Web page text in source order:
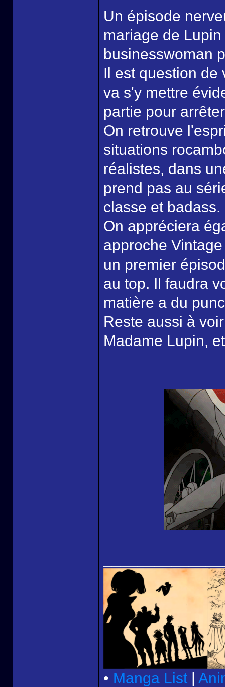
Un épisode
mariage de
businesswoman
Il est question de
va s'y mettre
partie pour
On retrouve
situations
réalistes, dans
prend pas au
classe et badass.
On appréciera
approche
un premier
au top. Il faudra
matière a du
Reste aussi à
Madame Lupin,
• Manga List |